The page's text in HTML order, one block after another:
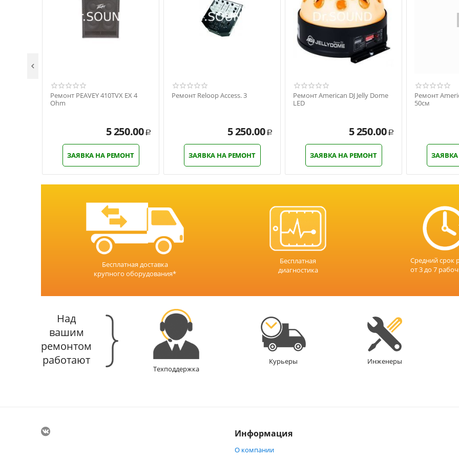
Ремонт PEAVEY 410TVX EX 4
Ohm
5 250.00 Р
ЗАЯВКА НА РЕМОНТ
Ремонт Reloop Access. 3
5 250.00 Р
ЗАЯВКА НА РЕМОНТ
Ремонт American DJ Jelly Dome
LED
5 250.00 Р
ЗАЯВКА НА РЕМОНТ
Ремонт
50см

Бесплатная доставка
крупного оборудования*
Бесплатная
диагностика
Средний срок
от 3 до 7
Над
вашим
ремонтом
работают
Техподдержка
Курьеры Инженеры
Информация
О компании